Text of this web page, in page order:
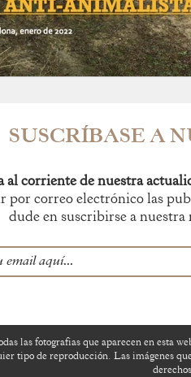
SUSCRÍBASE A
al corriente de nuestra
por correo electrónico las
dude en suscribirse a
fotografias que aparecen en esta
tipo de reproducción. Las imágenes